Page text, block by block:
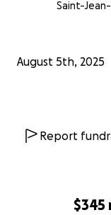
$345
Saint-
August 5th, 2025
Report